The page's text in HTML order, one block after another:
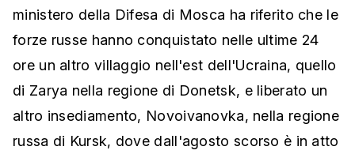
ministero della Difesa di Mosca ha riferito che le
forze russe hanno conquistato nelle ultime 24
ore un altro villaggio nell'est dell'Ucraina, quello
di Zarya nella regione di Donetsk, e liberato un
altro insediamento, Novoivanovka, nella regione
russa di Kursk, dove dall'agosto scorso è in atto